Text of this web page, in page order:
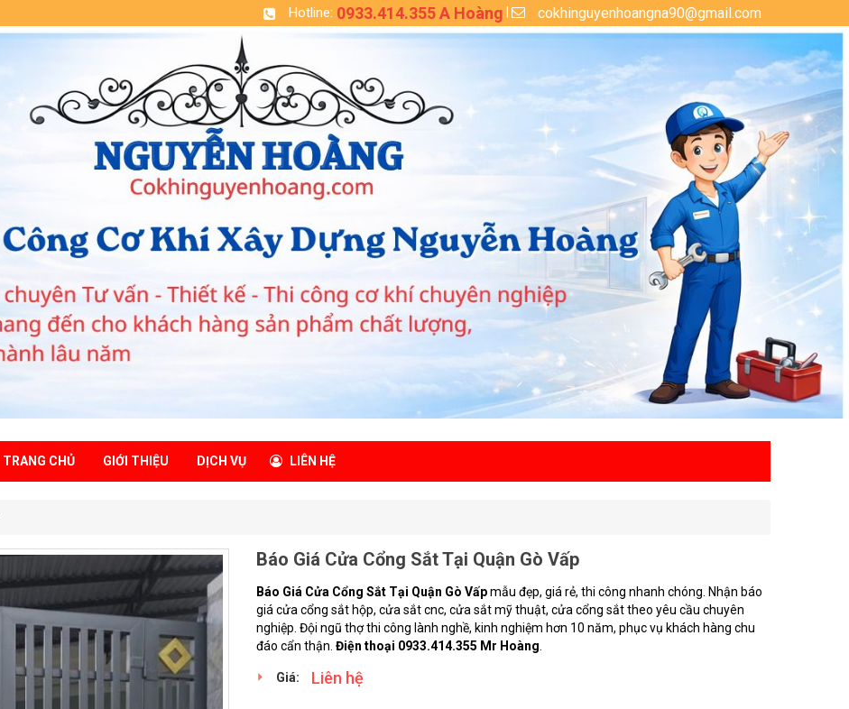
Hotline: 0933.414.355 A Hoàng cokhinguyenhoangna90@gmail.com
TRANG CHỦ GIỚI THIỆU DỊCH VỤ LIÊN HỆ
Báo Giá Cửa Cổng Sắt Tại Quận Gò Vấp
Báo Giá Cửa Cổng Sắt Tại Quận Gò Vấpmẫu đẹp, giá rẻ, thi công nhanh chóng. Nhận báo
giá cửa cổng sắt hộp, cửa sắt cnc, cửa sắt mỹ thuật, cửa cổng sắt theo yêu cầu chuyên
nghiệp. Đội ngũ thợ thi công lành nghề, kinh nghiệm hơn 10 năm, phục vụ khách hàng chu
đáo cẩn thận. Điện thoại 0933.414.355 Mr Hoàng
Giá: Liên hệ